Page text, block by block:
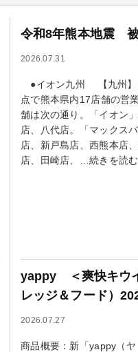
令和8年熊本地震
2026.07.31
●イオン九州 【九州】
点で熊本県内17店舗の営
舗は次の通り。「イオン
店、八代店。「マックス
店、新戸島店、西熊本店
店、田崎店、…続きを読む
yappy ＜爽快キウ
レッジ＆フード）
2026.07.27
商品概要：新「yappy（ヤ